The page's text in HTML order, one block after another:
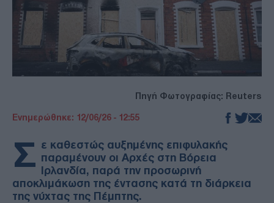
Πηγή Φωτογραφίας: Reuters
Ενημερώθηκε: 12/06/26 - 12:55
Σ ε καθεστώς αυξημένης επιφυλακής
παραμένουν οι Αρχές στη Βόρεια
Ιρλανδία, παρά την προσωρινή
αποκλιμάκωση της έντασης κατά τη διάρκεια
της νύχτας της Πέμπτης.